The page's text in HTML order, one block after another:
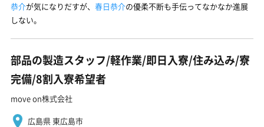
恭介が気になりだすが、 春日恭介の優柔不断も手伝ってなかなか進展
しない。
部品の製造スタッフ/軽作業/即日入寮/住み込み/寮
完備/8割入寮希望者
move on株式会社
広島県 東広島市